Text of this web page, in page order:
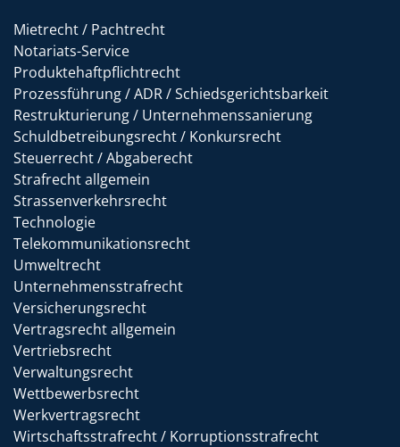
Mietrecht / Pachtrecht
Notariats-Service
Produktehaftpflichtrecht
Prozessführung / ADR / Schiedsgerichtsbarkeit
Restrukturierung / Unternehmenssanierung
Schuldbetreibungsrecht / Konkursrecht
Steuerrecht / Abgaberecht
Strafrecht allgemein
Strassenverkehrsrecht
Technologie
Telekommunikationsrecht
Umweltrecht
Unternehmensstrafrecht
Versicherungsrecht
Vertragsrecht allgemein
Vertriebsrecht
Verwaltungsrecht
Wettbewerbsrecht
Werkvertragsrecht
Wirtschaftsstrafrecht / Korruptionsstrafrecht